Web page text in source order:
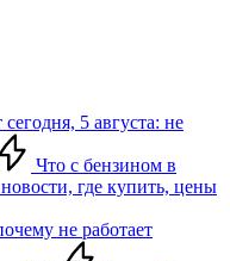
5 августа: не
Что с бензином в
где купить, цены
не работает